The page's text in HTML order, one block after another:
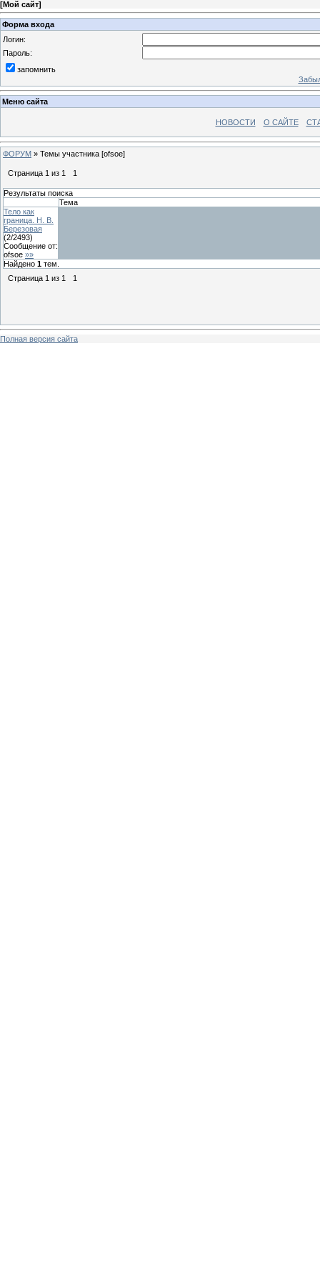
[Мой сайт]
Форма входа
Логин:
Пароль:
запомнить
Меню сайта
НОВОСТИ О САЙТЕ
ФОРУМ » Темы участника [ofsoe]
Страница 1 из 1 1
Результаты поиска
Тема
Тело как
граница. Н. В.
Березовая
(2/2493)
Сообщение от:
ofsoe »»
Найдено 1 тем.
Страница 1 из 1 1
Полная версия сайта